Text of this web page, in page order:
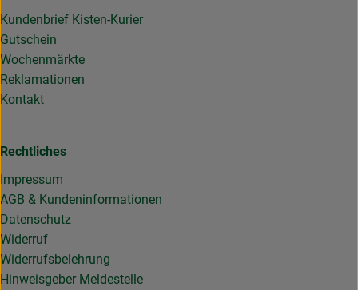
Kundenbrief Kisten-Kurier
Gutschein
Wochenmärkte
Reklamationen
Kontakt
Rechtliches
Impressum
AGB & Kundeninformationen
Datenschutz
Widerruf
Widerrufsbelehrung
Hinweisgeber Meldestelle